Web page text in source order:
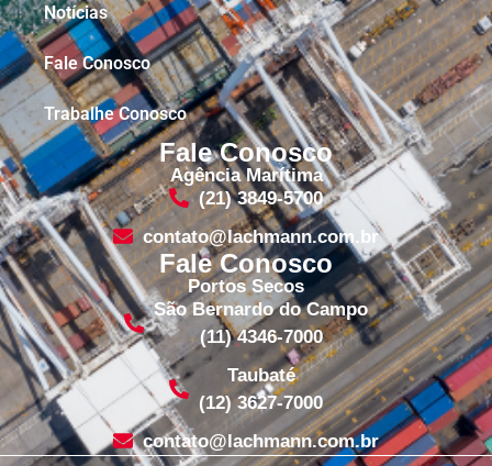
Notícias
Fale Conosco
Trabalhe Conosco
Fale Conosco
Agência Marítima
(21) 3849-5700
contato@lachmann.com.br
Fale Conosco
Portos Secos
São Bernardo do Campo
(11) 4346-7000
Taubaté
(12) 3627-7000
contato@lachmann.com.br